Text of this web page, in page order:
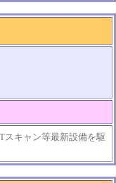
スキャン等最新設備を駆